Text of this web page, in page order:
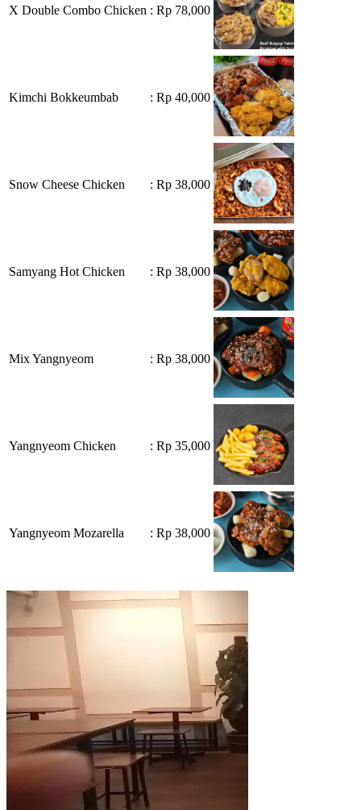
X Double Combo Chicken : Rp 78,000
Kimchi Bokkeumbab : Rp 40,000
Snow Cheese Chicken : Rp 38,000
Samyang Hot Chicken : Rp 38,000
Mix Yangnyeom : Rp 38,000
Yangnyeom Chicken : Rp 35,000
Yangnyeom Mozarella : Rp 38,000